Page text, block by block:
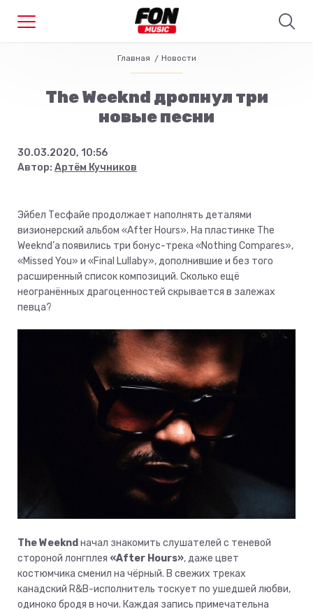
Главная Новости
The Weeknd дропнул три
новые песни
30.03.2020, 10:56
Автор: Артём Кучников
Эйбел Тесфайе продолжает наполнять деталями
визионерский альбом «After Hours». На пластинке The
Weeknd’а появились три бонус-трека «Nothing Compares»,
«Missed You» и «Final Lullaby», дополнившие и без того
расширенный список композиций. Сколько ещё
неогранённых драгоценностей скрывается в залежах
певца?
The Weeknd начал знакомить слушателей с теневой
стороной лонгплея «After Hours», даже цвет
костюмчика сменил на чёрный. В свежих треках
канадский R&B-исполнитель тоскует по ушедшей любви,
одиноко бродя в ночи. Каждая запись примечательна